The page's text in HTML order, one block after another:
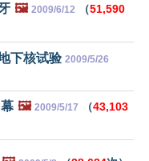
🖼️ 2009/6/12 （51,590
下核试验 2009/5/26
🖼️ 2009/5/17 （43,103